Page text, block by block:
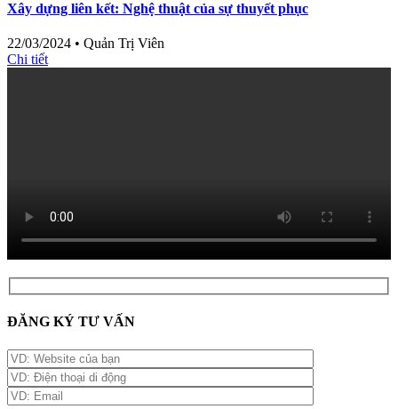
Xây dựng liên kết: Nghệ thuật của sự thuyết phục
22/03/2024 • Quản Trị Viên
Chi tiết
ĐĂNG KÝ TƯ VẤN